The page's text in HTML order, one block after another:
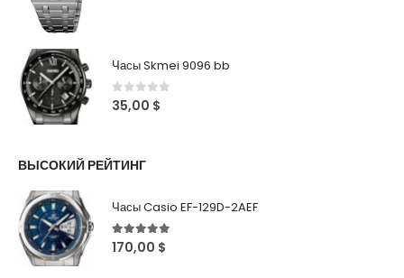
Часы Skmei 9096 bb
0out of 5
35,00 $
ВЫСОКИЙ РЕЙТИНГ
Часы Casio EF-129D-2AEF
5out of 5
170,00 $